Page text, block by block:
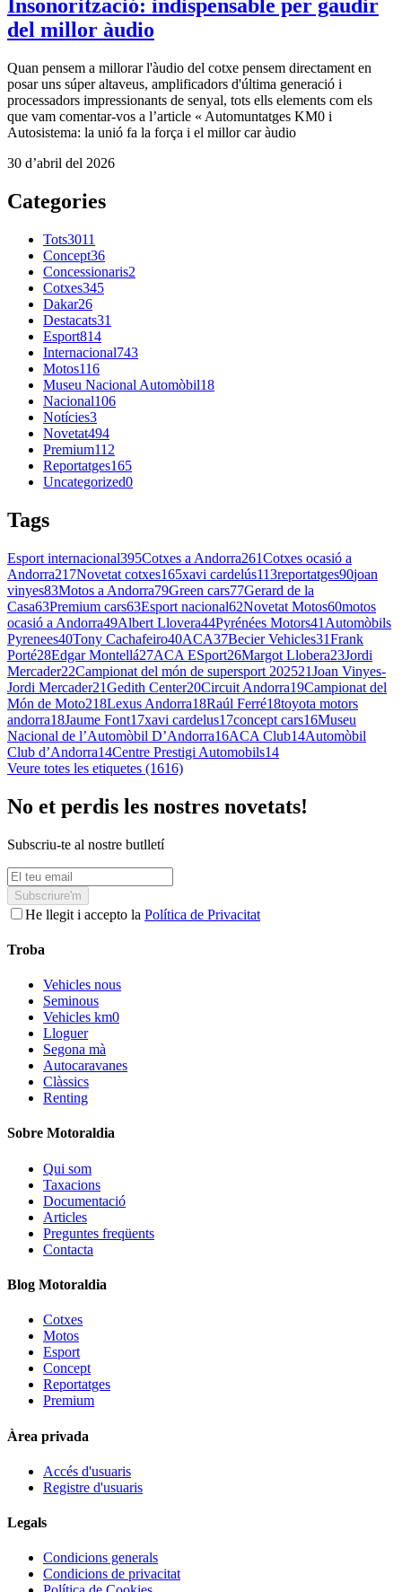
Insonorització: indispensable per gaudir
del millor àudio
Quan pensem a millorar l'àudio del cotxe pensem directament en
posar uns súper altaveus, amplificadors d'última generació i
processadors impressionants de senyal, tots ells elements com els
que vam comentar-vos a l’article « Automuntatges KM0 i
Autosistema: la unió fa la força i el millor car àudio
30 d’abril del 2026
Categories
Tots3011
Concept36
Concessionaris2
Cotxes345
Dakar26
Destacats31
Esport814
Internacional743
Motos116
Museu Nacional Automòbil18
Nacional106
Notícies3
Novetat494
Premium112
Reportatges165
Uncategorized0
Tags
Esport internacional395Cotxes a Andorra261Cotxes ocasió a
Andorra217Novetat cotxes165xavi cardelús113reportatges90joan
vinyes83Motos a Andorra79Green cars77Gerard de la
Casa63Premium cars63Esport nacional62Novetat Motos60motos
ocasió a Andorra49Albert Llovera44Pyrénées Motors41 Automòbils
Pyrenees40Tony Cachafeiro40ACA37Becier Vehicles31Frank
Porté28Edgar Montellá27ACA ESport26Margot Llobera23Jordi
Mercader22Campionat del món de supersport 202521Joan Vinyes-
Jordi Mercader21Gedith Center20Circuit Andorra19Campionat del
Món de Moto218Lexus Andorra18Raúl Ferré18toyota motors
andorra18Jaume Font17xavi cardelus17concept cars16Museu
Nacional de l’Automòbil D’Andorra16ACA Club14Automòbil
Club d’Andorra14Centre Prestigi Automobils14
Veure totes les etiquetes (1616)
No et perdis les nostres novetats!
Subscriu-te al nostre butlletí
Subscriure'm
He llegit i accepto la Política de Privacitat
Troba
Vehicles nous
Seminous
Vehicles km0
Lloguer
Segona mà
Autocaravanes
Clàssics
Renting
Sobre Motoraldia
Qui som
Taxacions
Documentació
Articles
Preguntes freqüents
Contacta
Blog Motoraldia
Cotxes
Motos
Esport
Concept
Reportatges
Premium
Àrea privada
Accés d'usuaris
Registre d'usuaris
Legals
Condicions generals
Condicions de privacitat